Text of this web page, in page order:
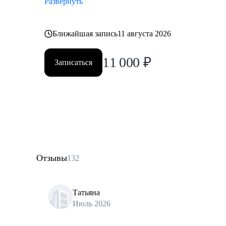
Ближайшая запись11 августа 2026
Записаться 11 000 ₽
Отзывы132
Татьяна
Июль 2026